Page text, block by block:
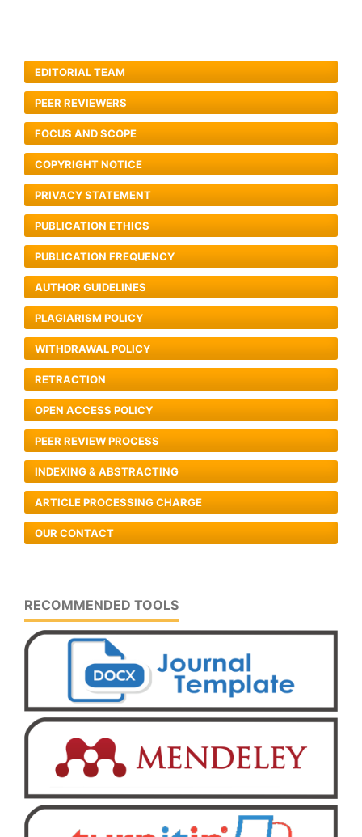
EDITORIAL TEAM
PEER REVIEWERS
FOCUS AND SCOPE
COPYRIGHT NOTICE
PRIVACY STATEMENT
PUBLICATION ETHICS
PUBLICATION FREQUENCY
AUTHOR GUIDELINES
PLAGIARISM POLICY
WITHDRAWAL POLICY
RETRACTION
OPEN ACCESS POLICY
PEER REVIEW PROCESS
INDEXING & ABSTRACTING
ARTICLE PROCESSING CHARGE
OUR CONTACT
RECOMMENDED TOOLS